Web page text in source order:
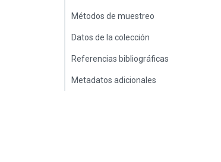
Métodos de muestreo
Datos de la colección
Referencias bibliográficas
Metadatos adicionales